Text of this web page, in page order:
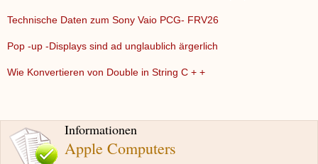
Informationen
Apple Computers
Technische Daten zum Sony Vaio PCG- FRV26
Pop -up -Displays sind ad unglaublich ärgerlich
Wie Konvertieren von Double in String C + +